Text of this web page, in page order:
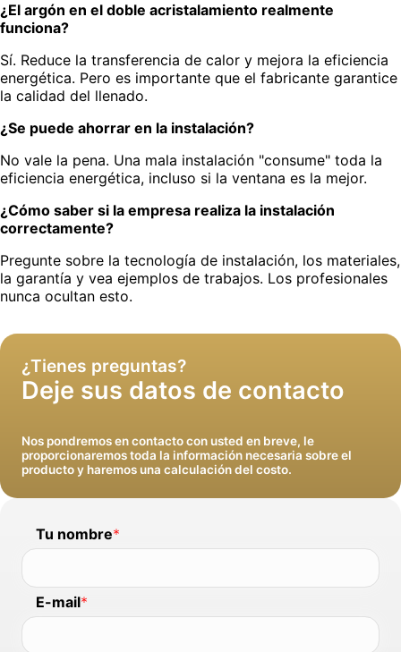
¿El argón en el doble acristalamiento realmente
funciona?
Sí. Reduce la transferencia de calor y mejora la eficiencia
energética. Pero es importante que el fabricante garantice
la calidad del llenado.
¿Se puede ahorrar en la instalación?
No vale la pena. Una mala instalación "consume" toda la
eficiencia energética, incluso si la ventana es la mejor.
¿Cómo saber si la empresa realiza la instalación
correctamente?
Pregunte sobre la tecnología de instalación, los materiales,
la garantía y vea ejemplos de trabajos. Los profesionales
nunca ocultan esto.
Entregaremos en perfectas condiciones y con
garantía
¿Tienes preguntas?
Deje sus datos de contacto
Nos pondremos en contacto con usted en breve, le
proporcionaremos toda la información necesaria sobre el
producto y haremos una calculación del costo.
Tu nombre*
E-mail*